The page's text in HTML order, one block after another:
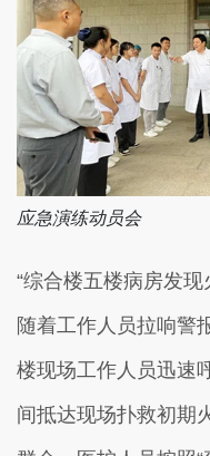
应急演练动员会
“综合楼五楼病房发
随着工作人员拉响警
楼现场工作人员迅速
间抵达现场扑救初期